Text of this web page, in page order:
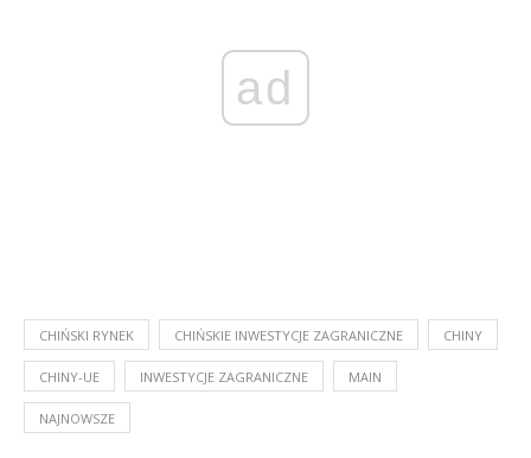
ad
CHIŃSKI RYNEK CHIŃSKIE INWESTYCJE ZAGRANICZNE CHINY
CHINY-UE INWESTYCJE ZAGRANICZNE MAIN
NAJNOWSZE